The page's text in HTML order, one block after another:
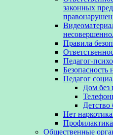
законных
Правила
Педагог-
Безопасность
Педагог
Дом без
Детство
Нет
Общественные